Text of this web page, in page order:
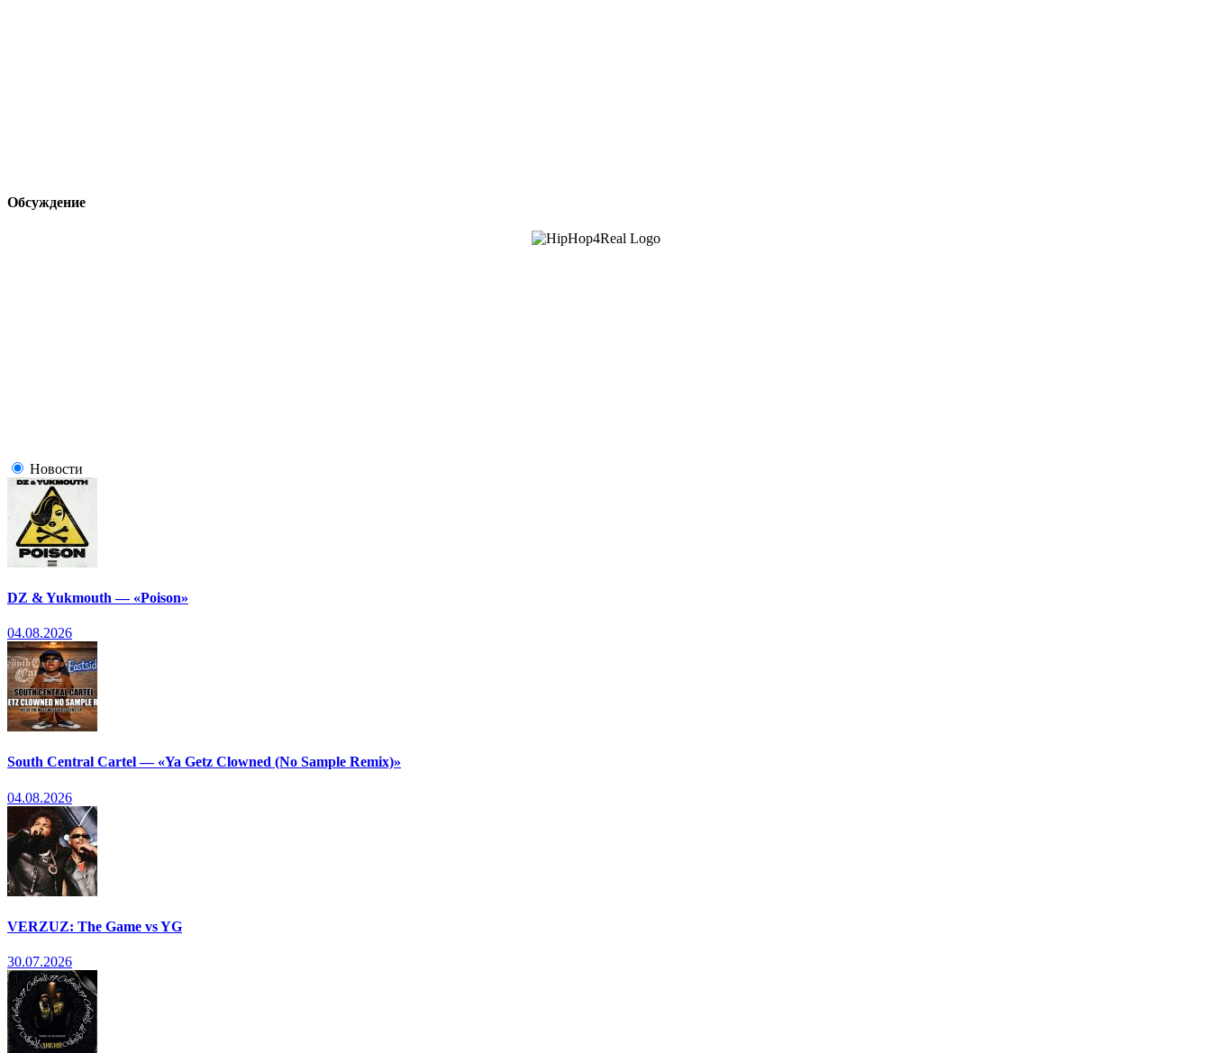
Обсуждение
Новости
DZ & Yukmouth — «Poison»
04.08.2026
South Central Cartel — «Ya Getz Clowned (No Sample Remix)»
04.08.2026
VERZUZ: The Game vs YG
30.07.2026